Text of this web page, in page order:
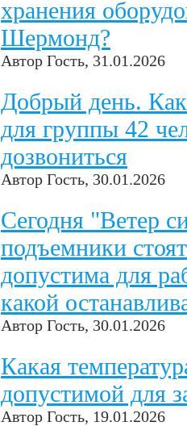
хранения
Шермонд?
Автор Гость, 31.01.2026
Добрый день. Как
для группы 42
дозвониться
Автор Гость, 30.01.2026
Сегодня "Ветер
подъемники
допустима для
какой
Автор Гость, 30.01.2026
Какая
допустимой для
Автор Гость, 19.01.2026